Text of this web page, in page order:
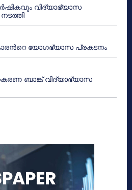
വിദ്യാഭ്യാസ
യോഗഭ്യാസ പ്രകടനം
ബാങ്ക് വിദ്യാഭ്യാസ